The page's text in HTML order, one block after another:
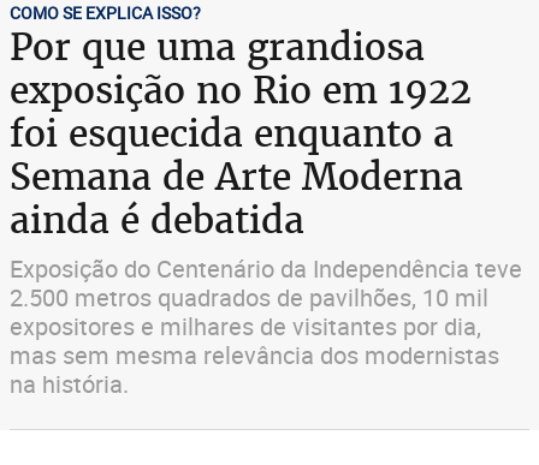
COMO SE EXPLICA ISSO?
Por que uma grandiosa
exposição no Rio em 1922
foi esquecida enquanto a
Semana de Arte Moderna
ainda é debatida
Exposição do Centenário da Independência teve
2.500 metros quadrados de pavilhões, 10 mil
expositores e milhares de visitantes por dia,
mas sem mesma relevância dos modernistas
na história.